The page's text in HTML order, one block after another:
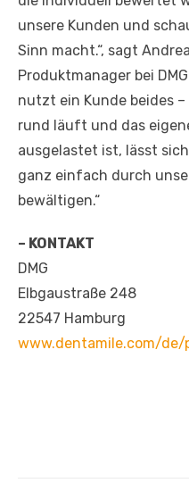
unsere Kunden und
Sinn macht.“, sagt
Produktmanager bei
nutzt ein Kunde beides
rund läuft und das
ausgelastet ist, lässt
ganz einfach durch
bewältigen.“
– KONTAKT
DMG
Elbgaustraße 248
22547 Hamburg
www.dentamile.com/